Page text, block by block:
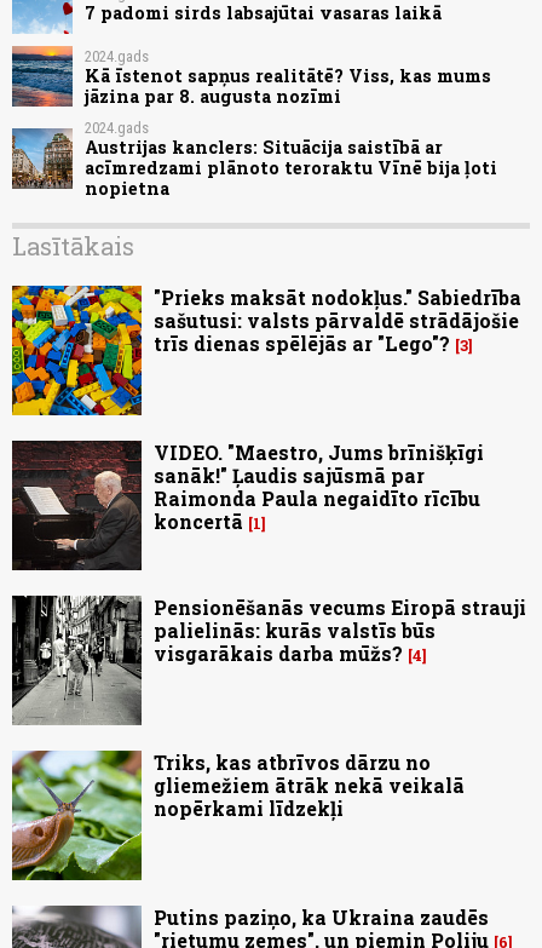
7 padomi sirds labsajūtai vasaras laikā
2024.gads
Kā īstenot sapņus realitātē? Viss, kas mums
jāzina par 8. augusta nozīmi
2024.gads
Austrijas kanclers: Situācija saistībā ar
acīmredzami plānoto teroraktu Vīnē bija ļoti
nopietna
Lasītākais
"Prieks maksāt nodokļus." Sabiedrība
sašutusi: valsts pārvaldē strādājošie
trīs dienas spēlējās ar "Lego"? 3
VIDEO. "Maestro, Jums brīnišķīgi
sanāk!" Ļaudis sajūsmā par
Raimonda Paula negaidīto rīcību
koncertā
1
Pensionēšanās vecums Eiropā strauji
palielinās: kurās valstīs būs
visgarākais darba mūžs? 4
Triks, kas atbrīvos dārzu no
gliemežiem ātrāk nekā veikalā
nopērkami līdzekļi
Putins paziņo, ka Ukraina zaudēs
"rietumu zemes", un piemin Poliju 6